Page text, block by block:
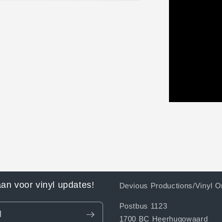
voor vinyl updates! Devious Productions/Vinyl
Postbus 1123
1700 BC Heerhugowaard